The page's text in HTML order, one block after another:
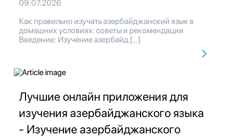
09.07.2026
Как правильно изучать азербайджанский язык в
домашних условиях: советы и рекомендации
Введение: Изучение азербайд […]
Лучшие онлайн приложения для
изучения азербайджанского языка
- Изучение азербайджанского